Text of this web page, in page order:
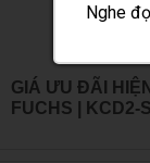
Nghe
GIÁ ƯU ĐÃI
FUCHS | KCD2-